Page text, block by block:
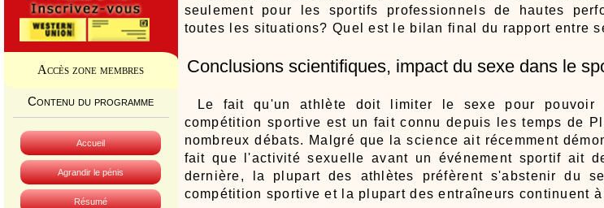
Accès zone membres
Contenu du programme
Accueil
Agrandir le pénis
Résumé
seulement pour les sportifs professionnels de hautes
toutes les situations? Quel est le bilan final du rapport entre
Conclusions scientifiques, impact du sexe dans le
Le fait qu'un athlète doit limiter le sexe pour pouvoir
compétition sportive est un fait connu depuis les temps de
nombreux débats. Malgré que la science ait récemment
fait que l'activité sexuelle avant un événement sportif ait
dernière, la plupart des athlètes préfèrent s'abstenir du
compétition sportive et la plupart des entraîneurs continuent